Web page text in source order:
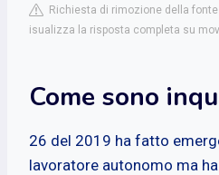
Richiesta di rimozione della fonte
isualizza la risposta completa su
Come sono
26 del 2019 ha fatto
lavoratore autonomo ma